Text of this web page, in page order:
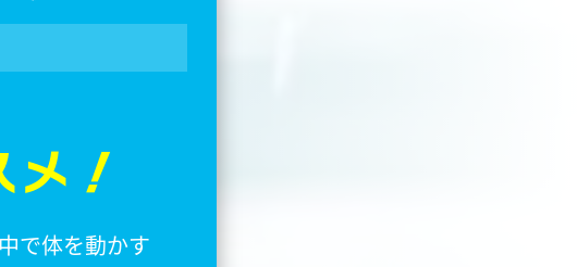
！
で体を動かす